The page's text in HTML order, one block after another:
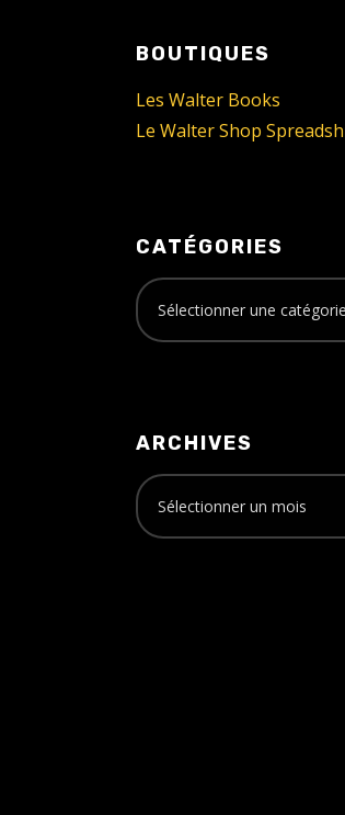
BOUTIQUES
Les Walter Books
Le Walter Shop
CATÉGORIES
ARCHIVES